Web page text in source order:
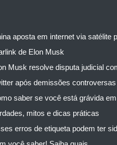
aposta em internet via satélite
de Elon Musk
Musk resolve disputa judicial
após demissões controversas
saber se você está grávida
mitos e dicas práticas
erros de etiqueta podem ter